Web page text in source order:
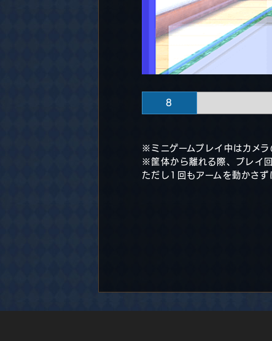
8
※ミニゲームプレイ中はカメラ
※筐体から離れる際、プレイ
ただし1回もアームを動かさず